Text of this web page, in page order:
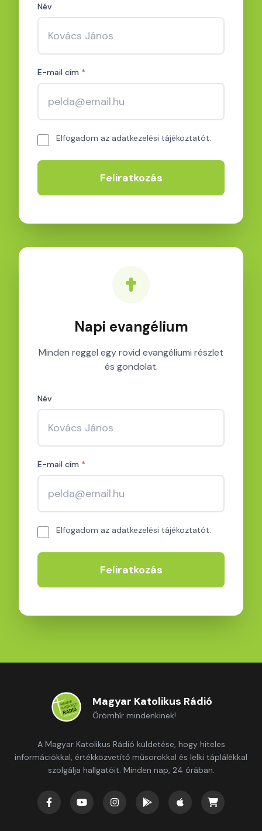
Név
E-mail cím *
Elfogadom az adatkezelési tájékoztatót.
Feliratkozás
Napi evangélium
Minden reggel egy rövid evangéliumi részlet
és gondolat.
Név
E-mail cím *
Elfogadom az adatkezelési tájékoztatót.
Feliratkozás
Magyar Katolikus Rádió
Örömhír mindenkinek!
A Magyar Katolikus Rádió küldetése, hogy hiteles
információkkal, értékközvetítő műsorokkal és lelki táplálékkal
szolgálja hallgatóit. Minden nap, 24 órában.